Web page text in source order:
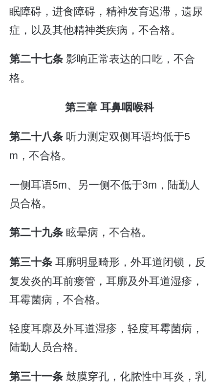
眠障碍，进食障碍，精神发育迟滞，遗尿
症，以及其他精神类疾病，不合格。
第二十七条影响正常表达的口吃，不合
格。
第三章 耳鼻咽喉科
第二十八条 听力测定双侧耳语均低于5
m，不合格。
一侧耳语5m、另一侧不低于3m，陆勤人
员合格。
第二十九条 眩晕病，不合格。
第三十条耳廓明显畸形，外耳道闭锁，反
复发炎的耳前瘘管，耳廓及外耳道湿疹，
耳霉菌病，不合格。
轻度耳廓及外耳道湿疹，轻度耳霉菌病，
陆勤人员合格。
第三十一条鼓膜穿孔，化脓性中耳炎，乳